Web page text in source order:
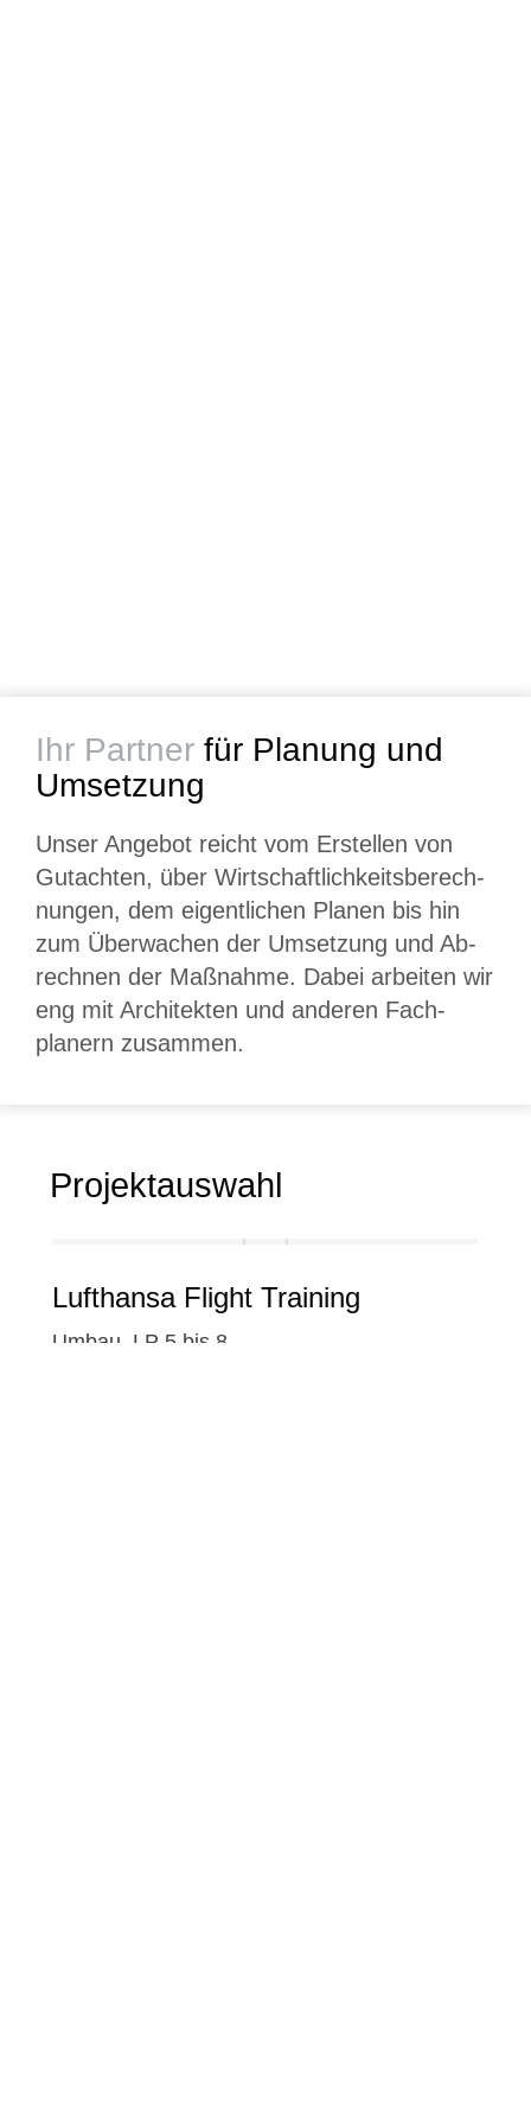
Ihr Partner für Planung und
Umsetzung
Unser Angebot reicht vom Erstellen von
Gut­achten, über Wirt­schaft­­lich­­keits­­berech­
nungen, dem eigent­lichen Planen bis hin
zum Über­­wachen der Um­setzung und Ab­
rechnen der Maß­nahme. Dabei arbeiten wir
eng mit Archi­tekten und anderen Fach­­
planern zusammen.
Projektauswahl
Lufthansa Flight Training
Umbau, LP 5 bis 8